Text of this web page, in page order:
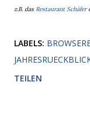
z.B. das Restaurant Schäfer
LABELS:
TEILEN